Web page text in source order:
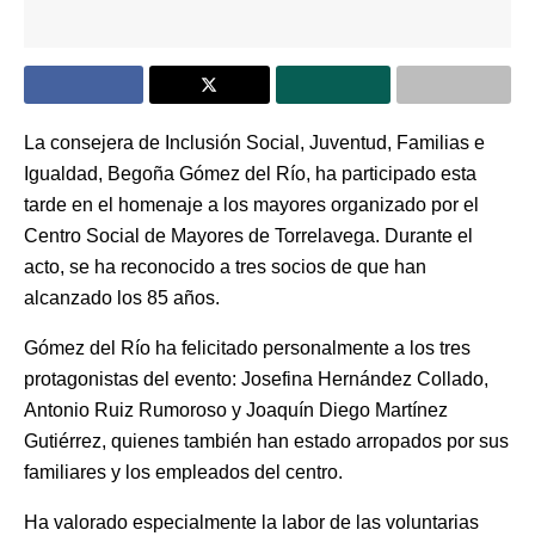
La consejera de Inclusión Social, Juventud, Familias e
Igualdad, Begoña Gómez del Río, ha participado esta
tarde en el homenaje a los mayores organizado por el
Centro Social de Mayores de Torrelavega. Durante el
acto, se ha reconocido a tres socios de que han
alcanzado los 85 años.
Gómez del Río ha felicitado personalmente a los tres
protagonistas del evento: Josefina Hernández Collado,
Antonio Ruiz Rumoroso y Joaquín Diego Martínez
Gutiérrez, quienes también han estado arropados por sus
familiares y los empleados del centro.
Ha valorado especialmente la labor de las voluntarias